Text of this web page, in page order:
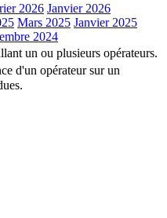
2026 Janvier 2026
Mars 2025 Janvier 2025
2024
un ou plusieurs opérateurs.
d'un opérateur sur un